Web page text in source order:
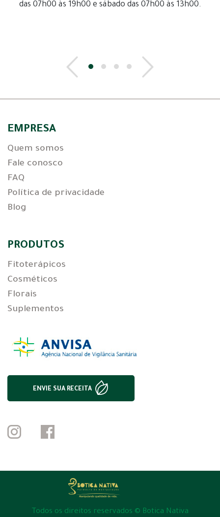
das 07h00 às 19h00 e sábado das 07h00 às 13h00.
EMPRESA
Quem somos
Fale conosco
FAQ
Política de privacidade
Blog
PRODUTOS
Fitoterápicos
Cosméticos
Florais
Suplementos
ENVIE SUA RECEITA
Todos os direitos reservados © Botica Nativa